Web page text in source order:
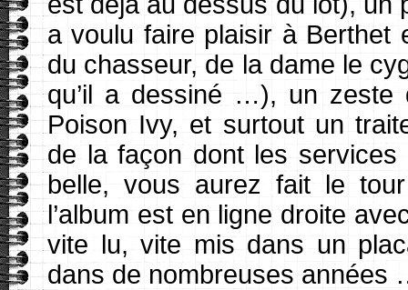
a voulu faire plaisir à Berthet
du chasseur, de la dame le
qu’il a dessiné …), un zeste
Poison Ivy, et surtout un
de la façon dont les
belle, vous aurez fait le
l’album est en ligne droite
vite lu, vite mis dans un
dans de nombreuses années